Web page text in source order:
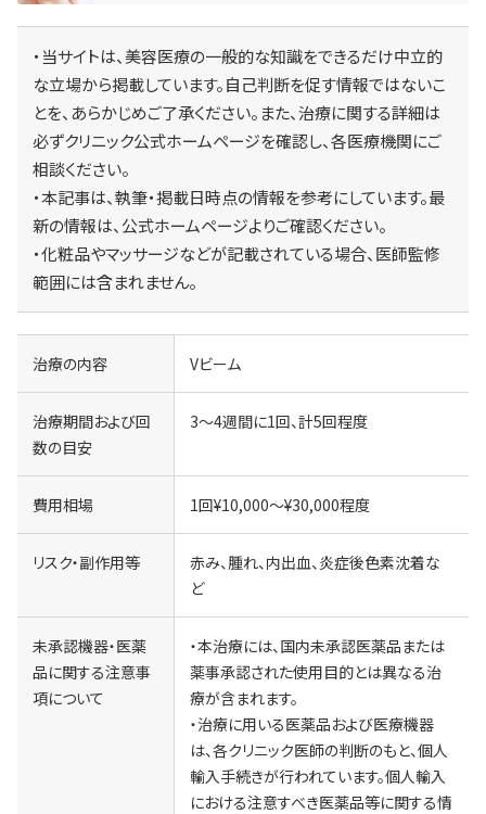
・当サイトは、美容医療の一般的な知識をできるだけ中立的
な立場から掲載しています。自己判断を促す情報ではないこ
とを、あらかじめご了承ください。また、治療に関する詳細は
必ずクリニック公式ホームページを確認し、各医療機関にご
相談ください。
・本記事は、執筆・掲載日時点の情報を参考にしています。最
新の情報は、公式ホームページよりご確認ください。
・化粧品やマッサージなどが記載されている場合、医師監修
範囲には含まれません。
治療の内容 Vビーム
治療期間および回
数の目安
3～4週間に1回、計5回程度
費用相場 1回¥10,000～¥30,000程度
リスク・副作用等
赤み、腫れ、内出血、炎症後色素沈着な
ど
未承認機器・医薬
品に関する注意事
項について
・本治療には、国内未承認医薬品または
薬事承認された使用目的とは異なる治
療が含まれます。
・治療に用いる医薬品および医療機器
は、各クリニック医師の判断のもと、個人
輸入手続きが行われています。個人輸入
における注意すべき医薬品等に関する情